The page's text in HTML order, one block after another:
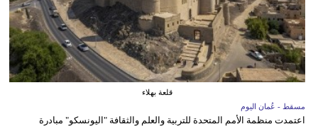
قلعة بهلاء
مسقط - عُمان اليوم
اعتمدت منظمة الأمم المتحدة للتربية والعلم والثقافة "اليونسكو" مبادرة